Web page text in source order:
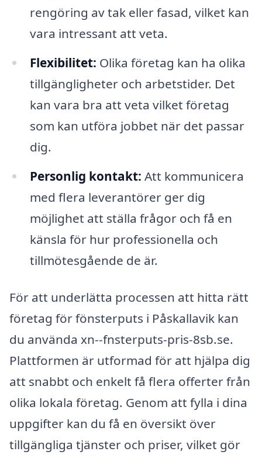
rengöring av tak eller fasad, vilket kan
vara intressant att veta.
Flexibilitet: Olika företag kan ha olika
tillgängligheter och arbetstider. Det
kan vara bra att veta vilket företag
som kan utföra jobbet när det passar
dig.
Personlig kontakt: Att kommunicera
med flera leverantörer ger dig
möjlighet att ställa frågor och få en
känsla för hur professionella och
tillmötesgående de är.
För att underlätta processen att hitta rätt
företag för fönsterputs i Påskallavik kan
du använda xn--fnsterputs-pris-8sb.se.
Plattformen är utformad för att hjälpa dig
att snabbt och enkelt få flera offerter från
olika lokala företag. Genom att fylla i dina
uppgifter kan du få en översikt över
tillgängliga tjänster och priser, vilket gör